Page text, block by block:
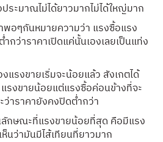
ะมาณไม่ได้ยาวมากไม่ได้ใหญ่มาก
อๆกันหมายความว่า แรงซื้อแรง
กว่าราคาเปิดแค่นั้นเองเลยเป็นแท่ง
รงขายเริ่มจะน้อยแล้ว สังเกตได้
รงขายน้อยแต่แรงซื้อค่อนข้างที่จะ
ว่าราคายังคงปิดต่ำกว่า
กษณะที่แรงขายน้อยที่สุด คือมีแรง
นว่ามันมีไส้เทียนที่ยาวมาก